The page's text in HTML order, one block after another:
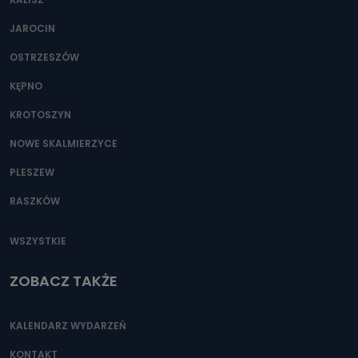
JAROCIN
OSTRZESZÓW
KĘPNO
KROTOSZYN
NOWE SKALMIERZYCE
PLESZEW
RASZKÓW
WSZYSTKIE
ZOBACZ TAKŻE
KALENDARZ WYDARZEŃ
KONTAKT